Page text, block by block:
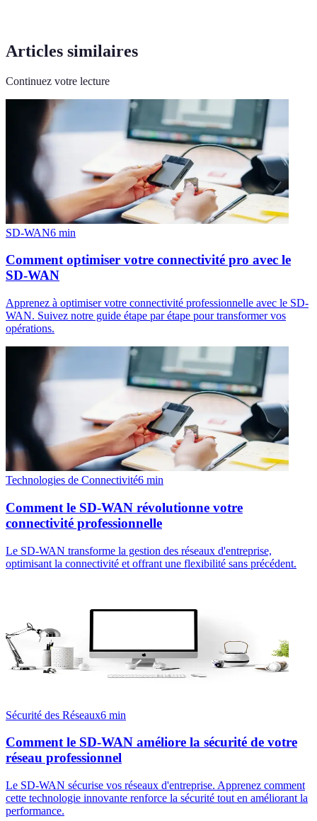
Articles similaires
Continuez votre lecture
SD-WAN6 min
Comment optimiser votre connectivité pro avec le
SD-WAN
Apprenez à optimiser votre connectivité professionnelle avec le SD-
WAN. Suivez notre guide étape par étape pour transformer vos
opérations.
Technologies de Connectivité6 min
Comment le SD-WAN révolutionne votre
connectivité professionnelle
Le SD-WAN transforme la gestion des réseaux d'entreprise,
optimisant la connectivité et offrant une flexibilité sans précédent.
Sécurité des Réseaux6 min
Comment le SD-WAN améliore la sécurité de votre
réseau professionnel
Le SD-WAN sécurise vos réseaux d'entreprise. Apprenez comment
cette technologie innovante renforce la sécurité tout en améliorant la
performance.